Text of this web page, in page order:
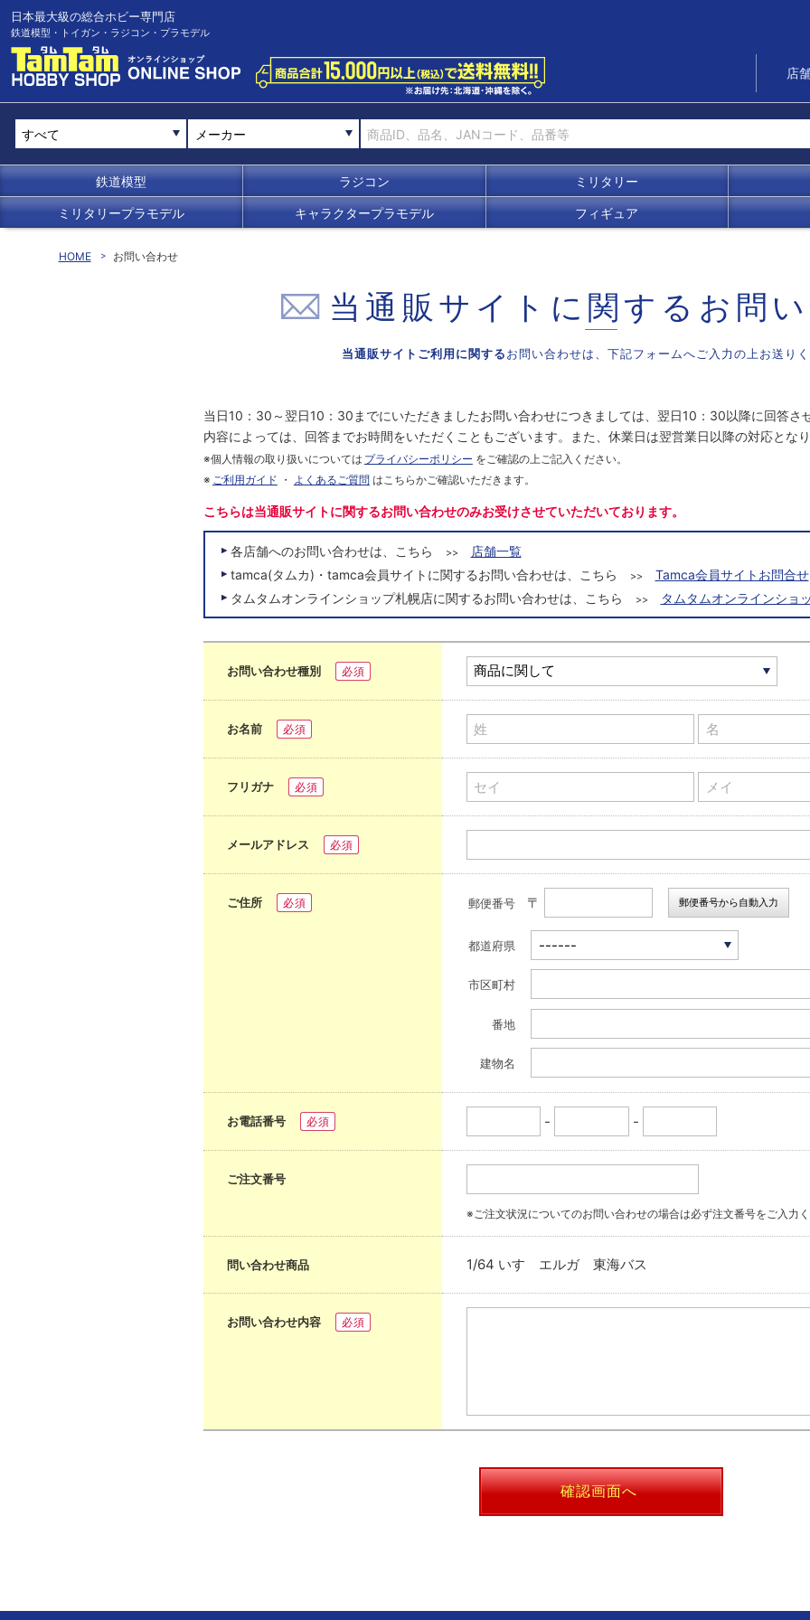
日本最大級の総合ホビー専門店
鉄道模型・トイガン・ラジコン・プラモデル
店
メーカー
鉄道模型 ラジコン ミリタリー
ミリタリープラモデル キャラクタープラモデル フィギュア
HOME お問い合わせ
当通販サイトに関する お問
当通販サイトご利用に関するお問い合わせは、 下記フォームへご入力の上お送り
当日10：30～翌日10：30までにいただきましたお問い合わせにつきましては、翌日10：30以降に回答さ
内容によっては、回答までお時間をいただくこともございます。また、休業日は翌営業日以降の対応とな
※個人情報の取り扱いについては プライバシーポリシー をご確認の上ご記入ください。
※ ご利用ガイド ・ よくあるご質問 はこちらかご確認いただきます。
こちらは当通販サイトに関するお問い合わせのみお受けさせていただいております。
各店舗へのお問い合わせは、こちら >>
店舗一覧
tamca(タムカ)・tamca会員サイトに関するお問い合わせは、こちら
>>
Tamca会員サイトお問合せ
タムタムオンラインショップ札幌店に関するお問い合わせは、こちら
>> タムタムオンラインショ
お問い合わせ種別 必須
お名前 必須
フリガナ 必須
メールアドレス 必須
ご住所 必須 郵便番号 〒 郵便番号から自動入力
都道府県
市区町村
番地
建物名
お電話番号 必須 - -
ご注文番号
※ご注文状況についてのお問い合わせの場合は必ず注文番号をご入力
問い合わせ商品 1/64 いすゞエルガ 東海バス
お問い合わせ内容 必須
確認画面へ